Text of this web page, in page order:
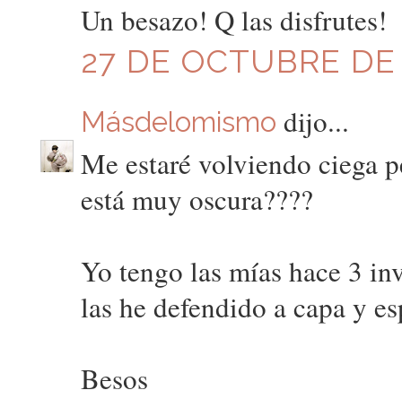
Un besazo! Q las disfrutes!
27 DE OCTUBRE
Másdelomismo dijo...
Me estaré volviendo ciega
está muy oscura????
Yo tengo las mías hace 3
las he defendido a capa y
Besos